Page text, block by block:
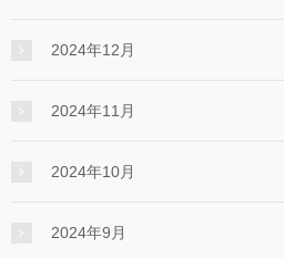
2024年12月
2024年11月
2024年10月
2024年9月